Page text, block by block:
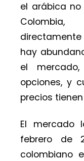
el arábica
hay
el
opciones, y
precios
El mercado
febrero de
colombiano